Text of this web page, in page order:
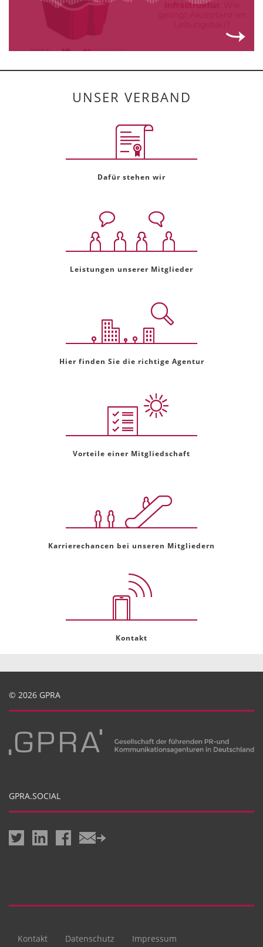
UNSER VERBAND
Dafür stehen wir
Leistungen unserer Mitglieder
Hier finden Sie die richtige Agentur
Vorteile einer Mitgliedschaft
Karrierechancen bei unseren Mitgliedern
Kontakt
© 2026 GPRA
GPRA.SOCIAL
Kontakt Datenschutz Impressum